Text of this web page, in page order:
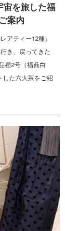
宙を旅した福
案内
アティー12種』
き、戻ってきた
種2号（福鼎白
た六大茶をご紹